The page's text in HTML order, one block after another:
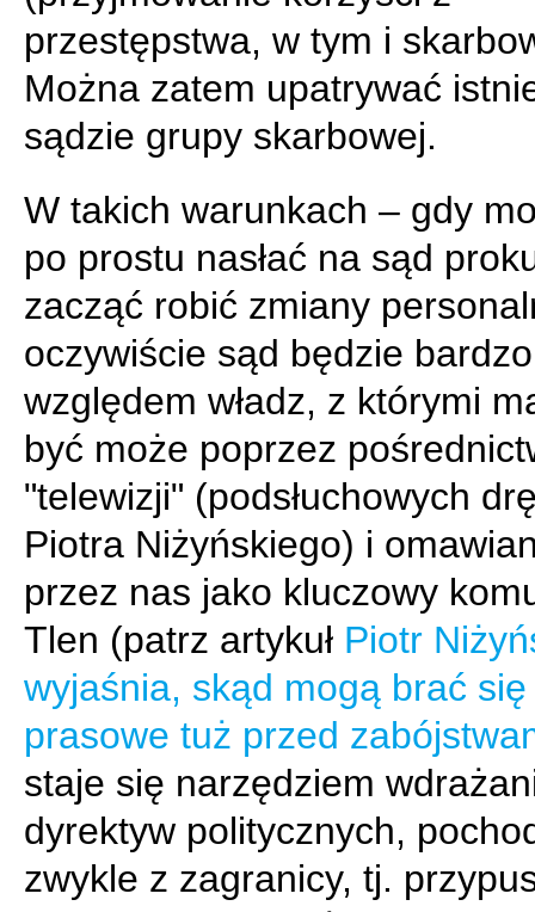
przestępstwa, w tym i
Można zatem upatrywać
sądzie grupy skarbowej.
W takich warunkach – gdy
po prostu nasłać na sąd
zacząć robić zmiany
oczywiście sąd będzie
względem władz, z którymi
być może poprzez
"telewizji" (podsłuchowych
Piotra Niżyńskiego) i
przez nas jako kluczowy
Tlen (patrz artykuł Piotr
wyjaśnia, skąd mogą brać
prasowe tuż przed
staje się narzędziem
dyrektyw politycznych,
zwykle z zagranicy, tj.